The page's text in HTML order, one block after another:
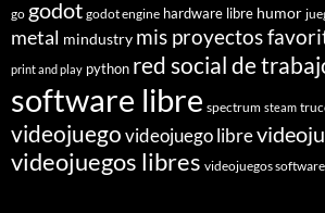
go godot godot engine hardware libre humor
metal mindustry mis proyectos
print and play python red social de
software libre spectrum steam
videojuegovideojuego libre
videojuegos libres videojuegos